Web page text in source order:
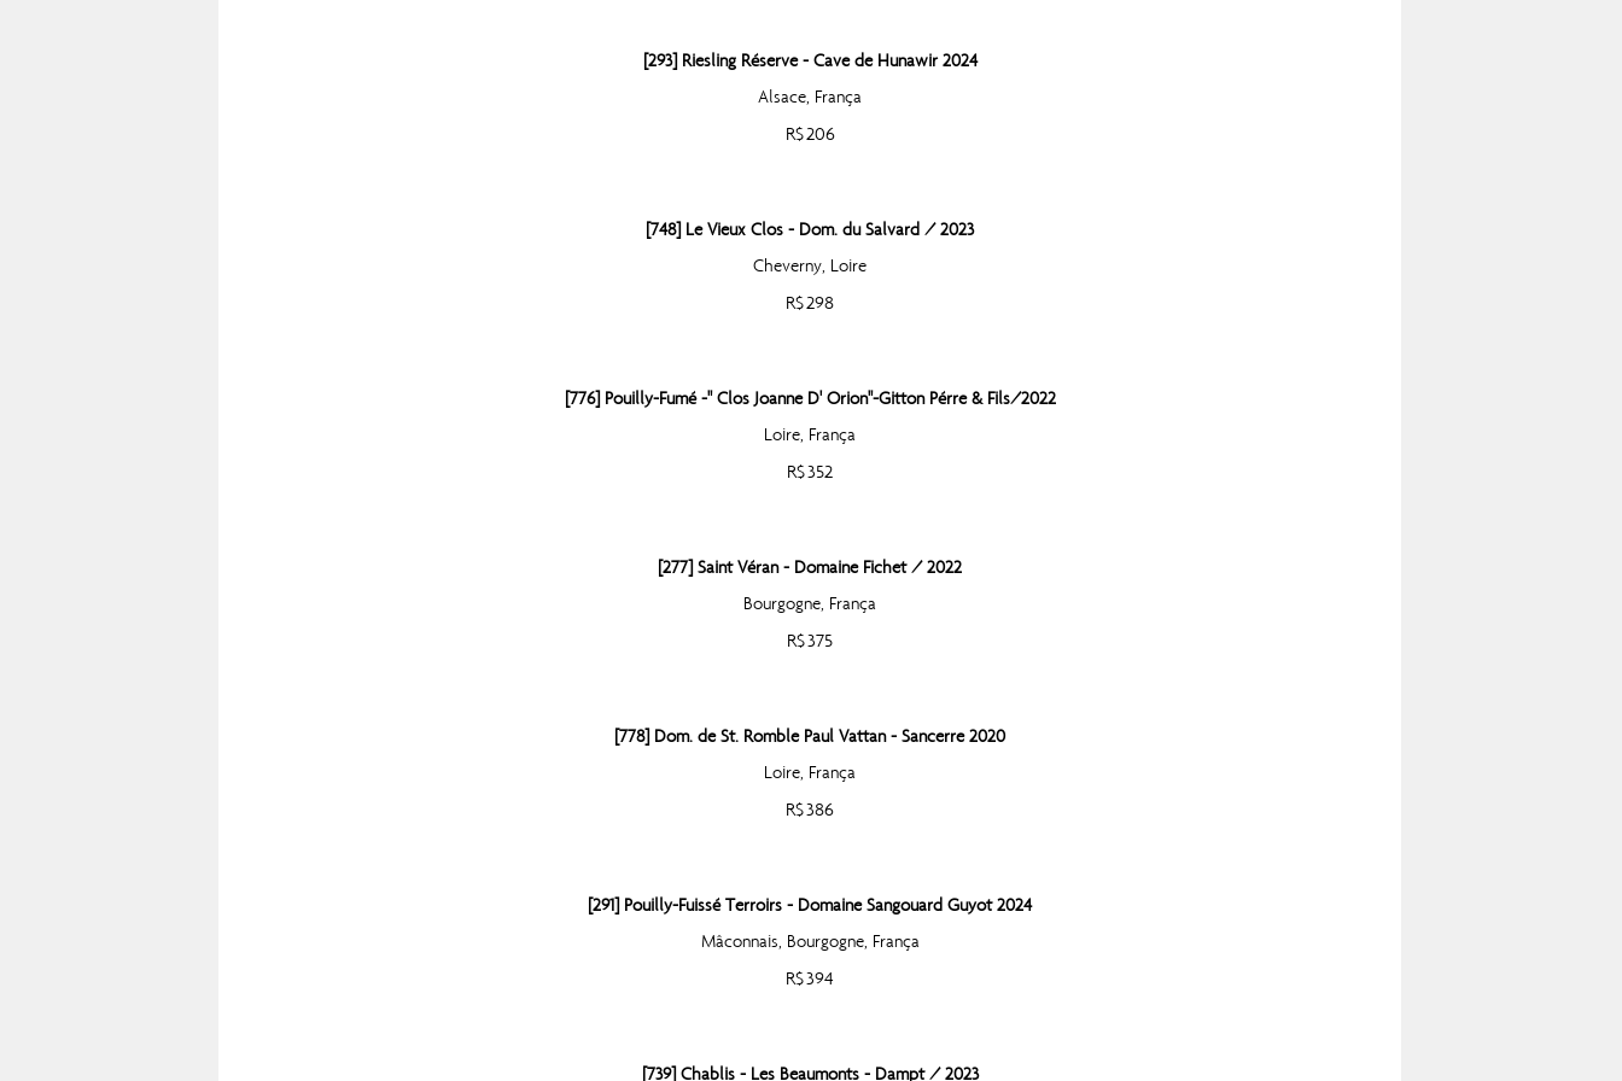
[293] Riesling Réserve - Cave de Hunawir 2024
Alsace, França
R$ 206
[748] Le Vieux Clos - Dom. du Salvard / 2023
Cheverny, Loire
R$ 298
[776] Pouilly-Fumé -" Clos Joanne D' Orion"-Gitton Pérre & Fils/2022
Loire, França
R$ 352
[277] Saint Véran - Domaine Fichet / 2022
Bourgogne, França
R$ 375
[778] Dom. de St. Romble Paul Vattan - Sancerre 2020
Loire, França
R$ 386
[291] Pouilly-Fuissé Terroirs - Domaine Sangouard Guyot 2024
Mâconnais, Bourgogne, França
R$ 394
[739] Chablis - Les Beaumonts - Dampt / 2023